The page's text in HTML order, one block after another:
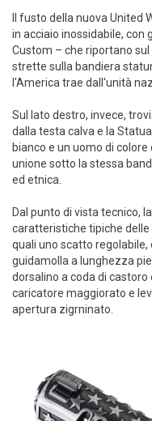
Il fusto della nuova United
in acciaio inossidabile,
Custom – che riportano
strette sulla bandiera
l'America trae dall'unità
Sul lato destro, invece,
dalla testa calva e la
bianco e un uomo di
unione sotto la stessa
ed etnica.
Dal punto di vista tecnico,
caratteristiche tipiche
quali uno scatto
guidamolla a lunghezza
dorsalino a coda di castoro
caricatore maggiorato e
apertura zigrninato.